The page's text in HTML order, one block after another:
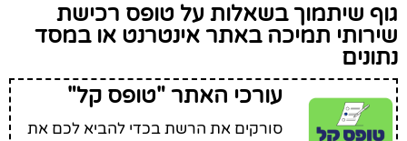
גוף שיתמוך בשאלות על טופס רכישת
שירותי תמיכה באתר אינטרנט או במסד
נתונים
עורכי האתר "טופס קל"
סורקים את הרשת בכדי להביא לכם את